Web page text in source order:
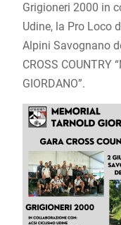
Grigioneri 2000 in
Udine, la Pro Loco
Alpini Savognano
CROSS COUNTRY
GIORDANO”.